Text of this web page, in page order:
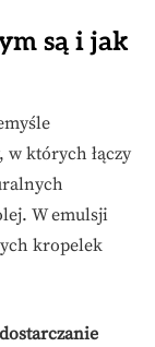
są i jak
w których łączy
W emulsji
kropelek